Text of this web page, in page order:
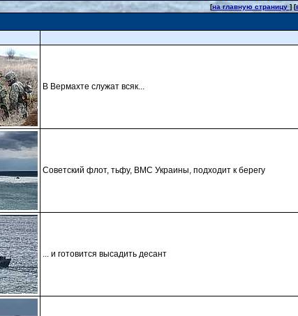
[на главную страницу] [
В Вермахте служат всяк...
Советский флот, тьфу, ВМС Украины, подходит к берегу
... и готовится высадить десант